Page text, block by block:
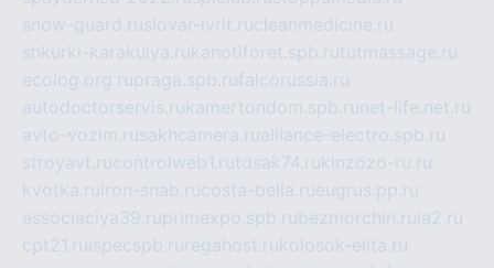
snow-guard.ruslovar-ivrit.rucleanmedicine.ru
shkurki-karakulya.rukanotiforet.spb.rututmassage.ru
ecolog.org.rupraga.spb.rufalcorussia.ru
autodoctorservis.rukamertondom.spb.ru net-life.net.ru
avto-vozim.rusakhcamera.rualliance-electro.spb.ru
stroyavt.rucontrolweb1.rutdsak74.rukinzozo-ru.ru
kvotka.ru iron-snab.rucosta-bella.rueugrus.pp.ru
associaciya39.ruprimexpo.spb.rubezmorchin.ru ia2.ru
cpt21.ru ispecspb.ru regahost.rukolosok-elita.ru